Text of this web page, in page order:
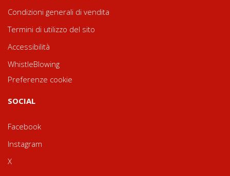
Condizioni generali di vendita
Termini di utilizzo del sito
Accessibilità
WhistleBlowing
Preferenze cookie
SOCIAL
Facebook
Instagram
X